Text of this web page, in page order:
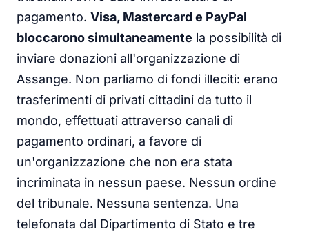
pagamento. Visa, Mastercard e PayPal
bloccarono simultaneamente la possibilità di
inviare donazioni all'organizzazione di
Assange. Non parliamo di fondi illeciti: erano
trasferimenti di privati cittadini da tutto il
mondo, effettuati attraverso canali di
pagamento ordinari, a favore di
un'organizzazione che non era stata
incriminata in nessun paese. Nessun ordine
del tribunale. Nessuna sentenza. Una
telefonata dal Dipartimento di Stato e tre